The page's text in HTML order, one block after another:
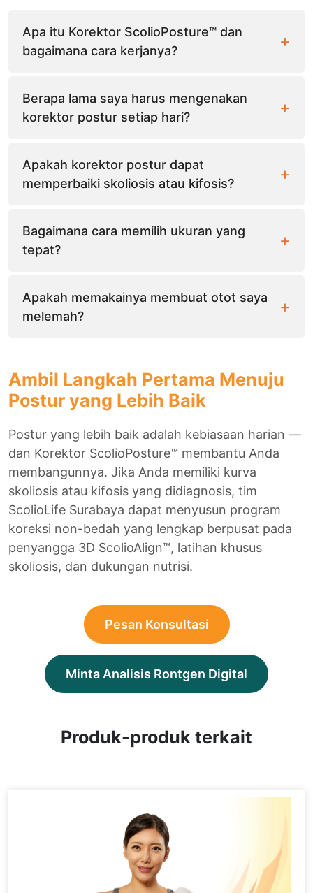
Apa itu Korektor ScolioPosture™ dan
bagaimana cara kerjanya?
Berapa lama saya harus mengenakan
korektor postur setiap hari?
Apakah korektor postur dapat
memperbaiki skoliosis atau kifosis?
Bagaimana cara memilih ukuran yang
tepat?
Apakah memakainya membuat otot saya
melemah?
Ambil Langkah Pertama Menuju
Postur yang Lebih Baik
Postur yang lebih baik adalah kebiasaan harian —
dan Korektor ScolioPosture™ membantu Anda
membangunnya. Jika Anda memiliki kurva
skoliosis atau kifosis yang didiagnosis, tim
ScolioLife Surabaya dapat menyusun program
koreksi non-bedah yang lengkap berpusat pada
penyangga 3D ScolioAlign™, latihan khusus
skoliosis, dan dukungan nutrisi.
Pesan Konsultasi
Minta Analisis Rontgen Digital
Produk-produk terkait